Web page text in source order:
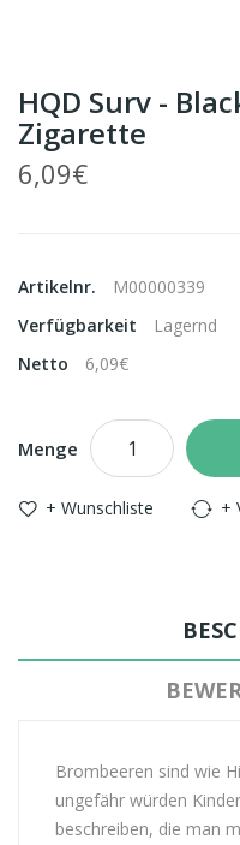
HQD Surv -
Zigarette
6,09€
Artikelnr.
M00000339
Verfügbarkeit
Lagernd
Netto
6,09€
Menge
+ Wunschliste +
Brombeeren sind wie
ungefähr würden
beschreiben, die man